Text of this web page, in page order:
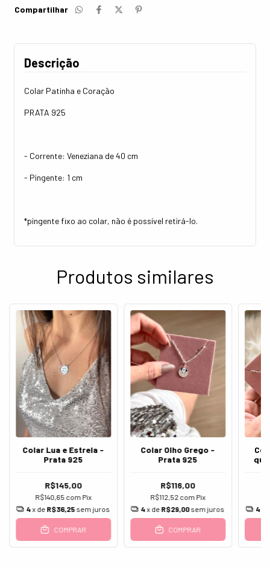
Compartilhar
Descrição
Colar Patinha e Coração
PRATA 925
- Corrente: Veneziana de 40 cm
- Pingente: 1 cm
*pingente fixo ao colar, não é possível retirá-lo.
Produtos similares
Colar Lua e Estrela -
Prata 925
R$145,00
R$140,65 com Pix
4x de R$36,25sem juros
COMPRAR
Colar Olho Grego -
Prata 925
R$116,00
R$112,52 com Pix
4 x de R$29,00sem juros
COMPRAR
4